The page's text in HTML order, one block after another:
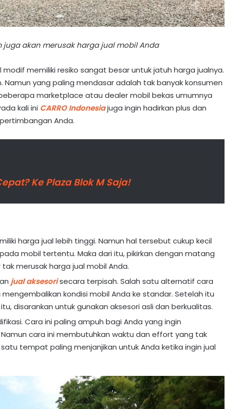
juga akan merusak harga jual mobil Anda
memiliki resiko sangat besar untuk jatuh harga jualnya.
yang paling mendasar adalah tak banyak konsumen
marketplace atau dealer mobil bekas umumnya
kali ini CARRO Indonesiajuga ingin hadirkan plus dan
Anda.
Ke Plaza Blok M Saja!
harga jual lebih tinggi. Namun hal tersebut cukup kecil
mobil tertentu. Maka dari itu, pikirkan dengan matang
merusak harga jual mobil Anda.
jual aksesorisecara terpisah. Salah satu alternatif cara
kondisi mobil Anda ke standar. Setelah itu
disarankan untuk gunakan aksesori asli dan berkualitas.
Cara ini paling ampuh bagi Anda yang ingin
cara ini membutuhkan waktu dan effort yang tak
tempat paling menjanjikan untuk Anda ketika ingin jual